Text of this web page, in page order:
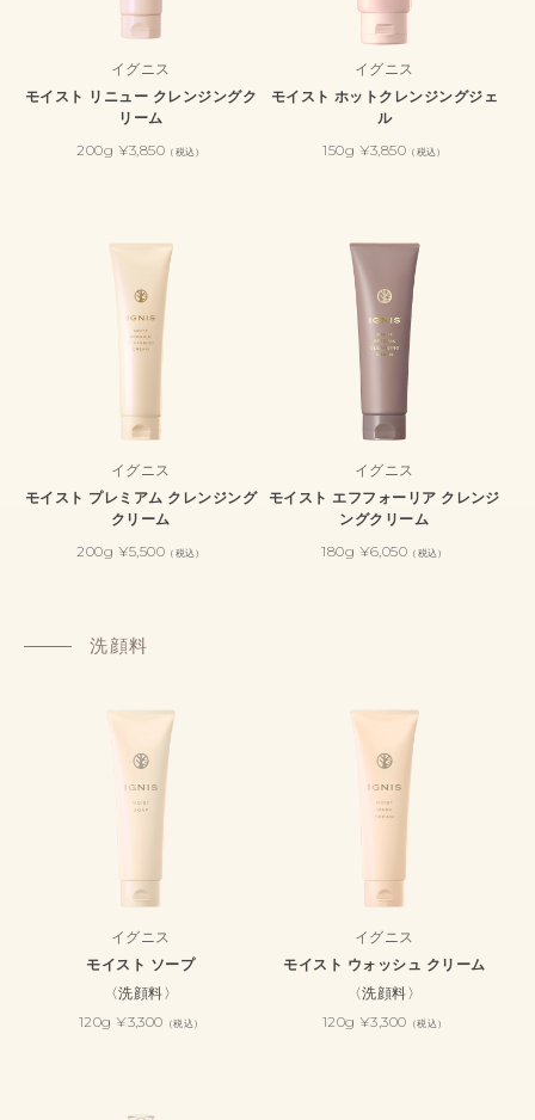
イグニス
モイスト リニュー クレンジングク
リーム
200g ¥3,850 （税込）
イグニス
モイスト ホットクレンジングジェ
ル
150g ¥3,850 （税込）
イグニス
モイスト プレミアム クレンジング
クリーム
200g ¥5,500 （税込）
イグニス
モイスト エフフォーリア クレンジ
ングクリーム
180g ¥6,050 （税込）
洗顔料
イグニス
モイスト ソープ
〈洗顔料〉
120g ¥3,300 （税込）
イグニス
モイスト ウォッシュ クリーム
〈洗顔料〉
120g ¥3,300 （税込）